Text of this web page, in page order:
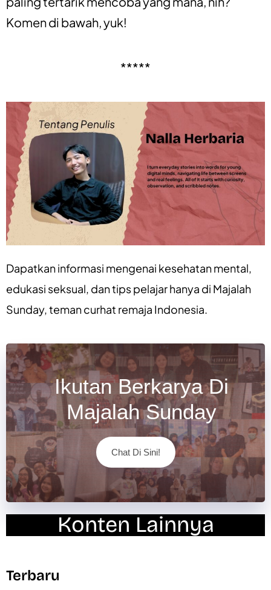
Komen di bawah, yuk!
*****
Dapatkan informasi mengenai kesehatan mental,
edukasi seksual, dantips pelajarhanya di Majalah
Sunday, teman curhat remaja Indonesia.
Ikutan Berkarya Di
Majalah Sunday
Chat Di Sini!
Konten Lainnya
Terbaru